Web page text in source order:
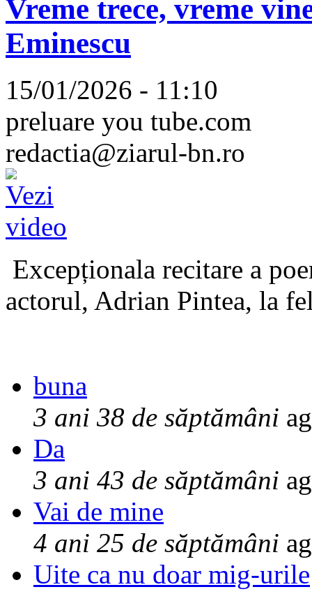
Vreme trece, vreme
Eminescu
15/01/2026 - 11:10
preluare you tube.com
redactia@ziarul-bn.ro
Excepționala recitare a
actorul, Adrian Pintea, la
buna
3 ani 38 de săptămâni
Da
3 ani 43 de săptămâni
Vai de mine
4 ani 25 de săptămâni
Uite ca nu doar mig-urile